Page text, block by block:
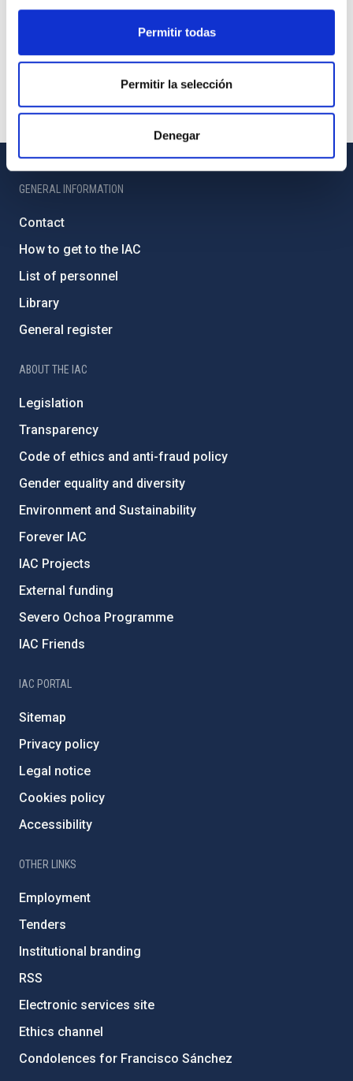
Permitir todas
Permitir la selección
Denegar
GENERAL INFORMATION
Contact
How to get to the IAC
List of personnel
Library
General register
ABOUT THE IAC
Legislation
Transparency
Code of ethics and anti-fraud policy
Gender equality and diversity
Environment and Sustainability
Forever IAC
IAC Projects
External funding
Severo Ochoa Programme
IAC Friends
IAC PORTAL
Sitemap
Privacy policy
Legal notice
Cookies policy
Accessibility
OTHER LINKS
Employment
Tenders
Institutional branding
RSS
Electronic services site
Ethics channel
Condolences for Francisco Sánchez